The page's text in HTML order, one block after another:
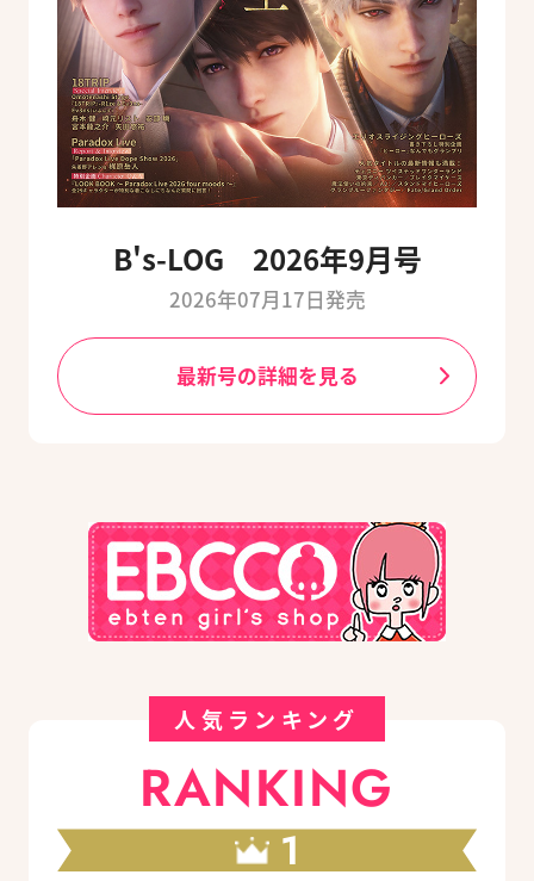
B's-LOG 2026年9月号
2026年07月17日発売
最新号の詳細を見る
人気ランキング
RANKING
1